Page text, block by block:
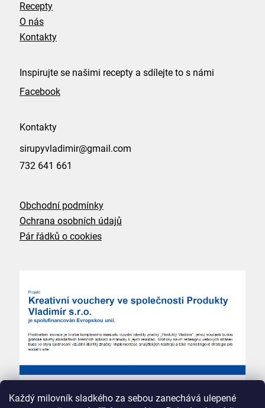
Každý milovník sladkého za sebou zanechává ulepené
Recepty
O nás
Kontakty
Inspirujte se našimi recepty a sdílejte to s námi
Facebook
Kontakty
sirupyvladimir@gmail.com
732 641 661
Obchodní podmínky
Ochrana osobních údajů
Pár řádků o cookies